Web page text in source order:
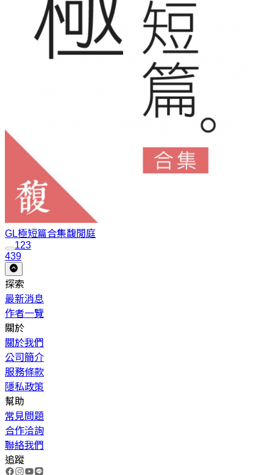
GL極短篇合集馥閒庭
123
439
探索
最新消息
作者一覽
關於
關於我們
公司簡介
服務條款
隱私政策
幫助
常見問題
合作洽詢
聯絡我們
追蹤